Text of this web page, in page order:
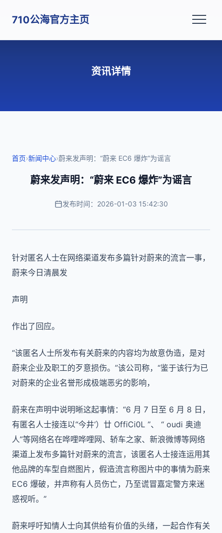
710公海官方主页
资讯详情
首页›新闻中心›蔚来发声明：“蔚来 EC6 爆炸”为谣言
蔚来发声明：“蔚来 EC6 爆炸”为谣言
发布时间：2026-01-03 15:42:30
针对匿名人士在网络渠道发布多篇针对蔚来的流言一事，
蔚来今日清晨发
声明
作出了回应。
“该匿名人士所发布有关蔚来的内容均为故意伪造，是对
蔚来企业及职工的歹意损伤。”该公司称，“鉴于该行为已
对蔚来的企业名誉形成极端恶劣的影响，
蔚来在声明中说明晰这起事情：“6 月 7 日至 6 月 8 日，
有匿名人士接连以“今井‘）廿 OffiCi0L ”、 “ oudi 奥迪
人”等网络名在哗哩哗哩网、轿车之家、新浪微博等网络
渠道上发布多篇针对蔚来的流言，该匿名人士接连运用其
他品牌的车型自燃图片，假造流言称图片中的事情为蔚来
EC6 爆破，并声称有人员伤亡，乃至谎冒嘉定警方来迷
惑视听。”
蔚来呼吁知情人士向其供给有价值的头绪，一起合作有关